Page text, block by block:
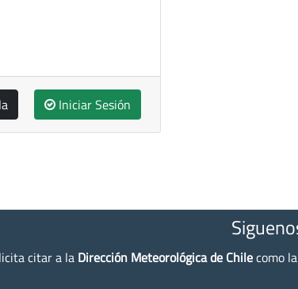
Iniciar Sesión
citar a la Dirección Meteorológica de Chilecomo